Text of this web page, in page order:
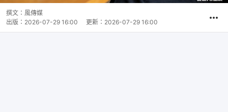
撰文： 風傳媒
出版： 2026-07-29 16:00 更新： 2026-07-29 16:00